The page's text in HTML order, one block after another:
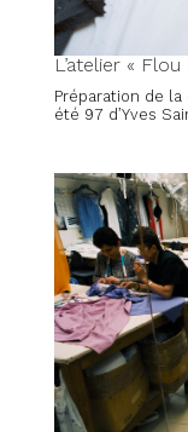
L’atelier «
Préparation de
été 97 d’Yves